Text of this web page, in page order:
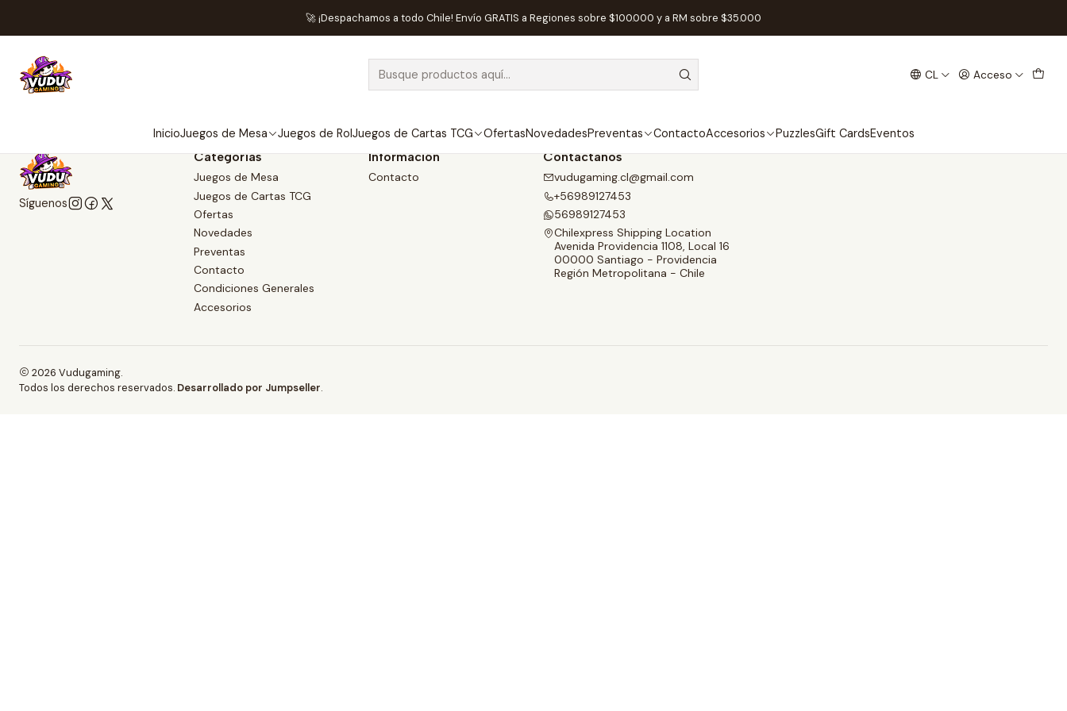
CL Acceso
InicioJuegos de Mesa Juegos de RolJuegos de Cartas TCG OfertasNovedadesPreventas ContactoAccesorios PuzzlesGift CardsEventos
🚀 ¡Despachamos a todo Chile! Envío GRATIS a Regiones sobre $100.000 y a RM sobre $35.000
Inicio Refund Policy
Refund Policy
Síguenos
Categorías
Juegos de Mesa
Juegos de Cartas TCG
Ofertas
Novedades
Preventas
Contacto
Condiciones Generales
Accesorios
Información
Contacto
Contáctanos
vudugaming.cl@gmail.com
+56989127453
56989127453
Chilexpress Shipping Location
Avenida Providencia 1108, Local 16
00000 Santiago - Providencia
Región Metropolitana - Chile
2026 Vudugaming.
Todos los derechos reservados. Desarrollado por Jumpseller.